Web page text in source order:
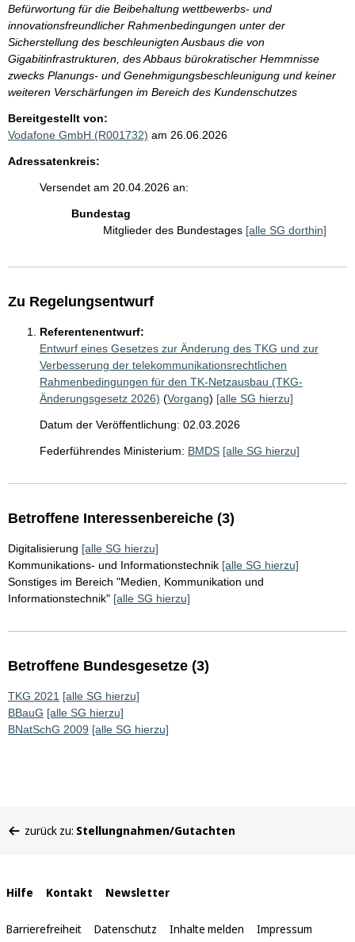
Befürwortung für die Beibehaltung wettbewerbs- und
innovationsfreundlicher Rahmenbedingungen unter der
Sicherstellung des beschleunigten Ausbaus die von
Gigabitinfrastrukturen, des Abbaus bürokratischer Hemmnisse
zwecks Planungs- und Genehmigungsbeschleunigung und keiner
weiteren Verschärfungen im Bereich des Kundenschutzes
Bereitgestellt von:
Vodafone GmbH (R001732) am 26.06.2026
Adressatenkreis:
Versendet am 20.04.2026 an:
Bundestag
Mitglieder des Bundestages [alle SG dorthin]
Zu Regelungsentwurf
Referentenentwurf:
Entwurf eines Gesetzes zur Änderung des TKG und zur
Verbesserung der telekommunikationsrechtlichen
Rahmenbedingungen für den TK-Netzausbau (TKG-
Änderungsgesetz 2026) (Vorgang) [alle SG hierzu]
Datum der Veröffentlichung: 02.03.2026
Federführendes Ministerium: BMDS [alle SG hierzu]
Betroffene Interessenbereiche (3)
Digitalisierung [alle SG hierzu]
Kommunikations- und Informationstechnik [alle SG hierzu]
Sonstiges im Bereich "Medien, Kommunikation und
Informationstechnik" [alle SG hierzu]
Betroffene Bundesgesetze (3)
TKG 2021 [alle SG hierzu]
BBauG [alle SG hierzu]
BNatSchG 2009 [alle SG hierzu]
befinden
zurück zu: Stellungnahmen/Gutachten
Interne
Links
Hilfe Kontakt Newsletter
Barrierefreiheit Datenschutz Inhalte melden Impressum